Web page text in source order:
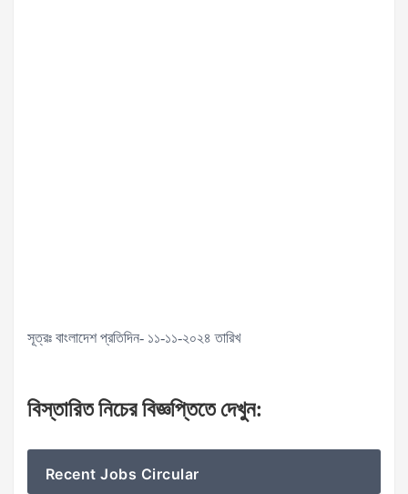
সূত্রঃ বাংলাদেশ প্রতিদিন- ১১-১১-২০২৪ তারিখ
বিস্তারিতনিচেরবিজ্ঞপ্তিতে দেখুন:
Recent Jobs Circular